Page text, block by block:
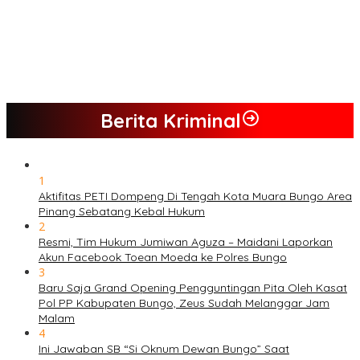
Berita Kriminal
1
Aktifitas PETI Dompeng Di Tengah Kota Muara Bungo Area
Pinang Sebatang Kebal Hukum
2
Resmi, Tim Hukum Jumiwan Aguza – Maidani Laporkan
Akun Facebook Toean Moeda ke Polres Bungo
3
Baru Saja Grand Opening Pengguntingan Pita Oleh Kasat
Pol PP Kabupaten Bungo, Zeus Sudah Melanggar Jam
Malam
4
Ini Jawaban SB “Si Oknum Dewan Bungo” Saat